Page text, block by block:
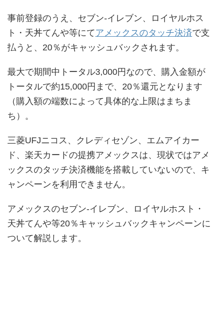
事前登録のうえ、セブン-イレブン、ロイヤルホス
ト・天丼てんや等にてアメックスのタッチ決済で支
払うと、20％がキャッシュバックされます。
最大で期間中トータル3,000円なので、購入金額が
トータルで約15,000円まで、20％還元となります
（購入額の端数によって具体的な上限はまちま
ち）。
三菱UFJニコス、クレディセゾン、エムアイカー
ド、楽天カードの提携アメックスは、現状ではアメ
ックスのタッチ決済機能を搭載していないので、キ
ャンペーンを利用できません。
アメックスのセブン-イレブン、ロイヤルホスト・
天丼てんや等20％キャッシュバックキャンペーンに
ついて解説します。